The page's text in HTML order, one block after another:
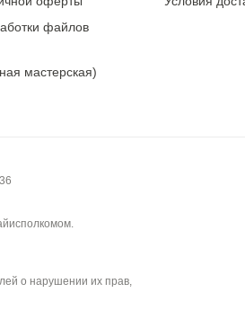
файлов
мастерская)
о нарушении их прав,